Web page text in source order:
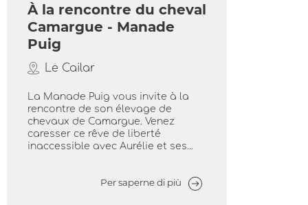
À la rencontre du cheval
Camargue - Manade
Puig
Le Cailar
La Manade Puig vous invite à la
rencontre de son élevage de
chevaux de Camargue. Venez
caresser ce rêve de liberté
inaccessible avec Aurélie et ses...
Per saperne di più